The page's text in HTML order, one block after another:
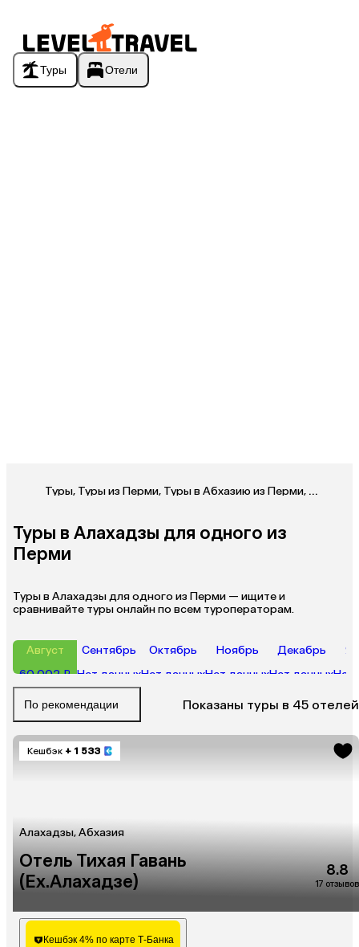
Туры Отели
Туры, Туры из Перми, Туры в Абхазию из Перми, Туры в
Туры в Алахадзы для одного из
Перми
Туры в Алахадзы для одного из Перми — ищите и
сравнивайте туры онлайн по всем туроператорам.
Август
60 002 ₽
Сентябрь
Нет данных
Октябрь
Нет данных
Ноябрь
Нет данных
Декабрь
Нет данныхНет
По рекомендации Показаны туры в 45 отелей
Кешбэк + 1 533
Алахадзы, Абхазия
Отель Тихая Гавань
(Ex.Алахадзе)
8.8
17 отзывов
Кешбэк 4% по карте Т-Банка